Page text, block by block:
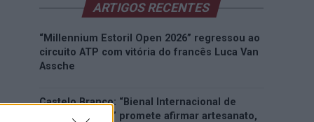
ARTIGOS RECENTES
“Millennium Estoril Open 2026” regressou ao
circuito ATP com vitória do francês Luca Van
Assche
Castelo Branco: “Bienal Internacional de
Artes e Ofícios” promete afirmar artesanato,